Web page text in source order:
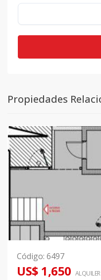
Propiedades
Código: 6497
US$ 1,650 ALQUILER